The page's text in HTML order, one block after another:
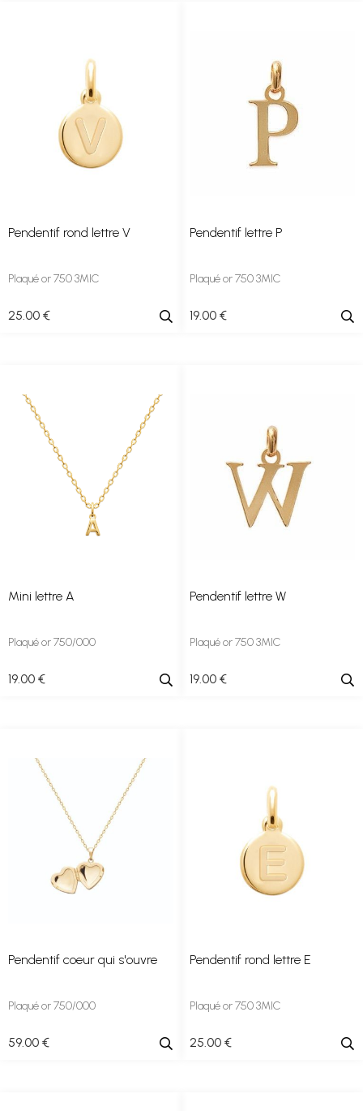
Pendentif rond lettre V
Plaqué or 750 3MIC
25.00 €
Pendentif lettre P
Plaqué or 750 3MIC
19.00 €
Mini lettre A
Plaqué or 750/000
19.00 €
Pendentif lettre W
Plaqué or 750 3MIC
19.00 €
Pendentif coeur qui s'ouvre
Plaqué or 750/000
59.00 €
Pendentif rond lettre E
Plaqué or 750 3MIC
25.00 €